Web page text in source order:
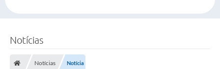
Notícias
Notícias Notícia